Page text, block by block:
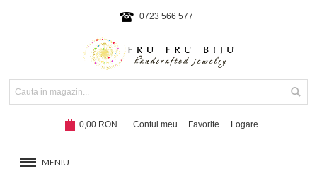
0723 566 577
0,00 RON Contul meu Favorite Logare
MENIU